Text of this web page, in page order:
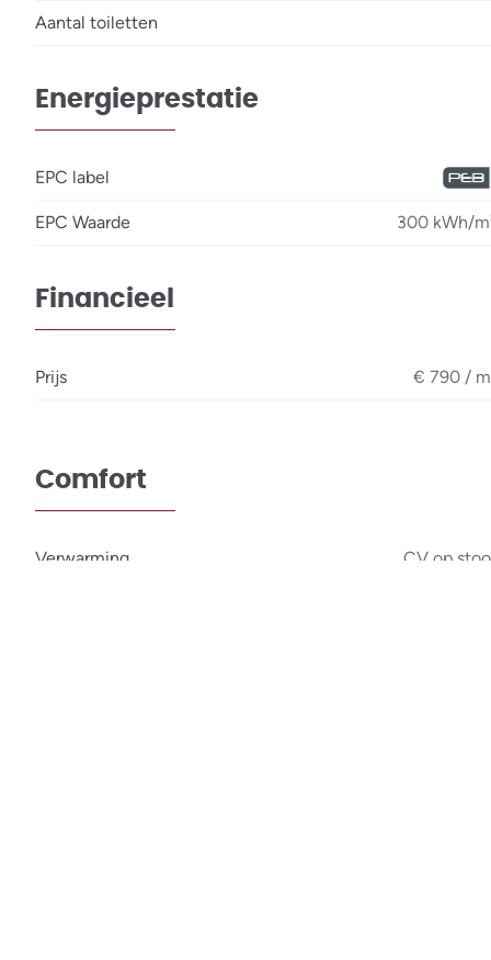
Aantal toiletten
Energieprestatie
EPC label
EPC Waarde 300 kWh/
Financieel
Prijs € 790 /
Comfort
Verwarming CV op